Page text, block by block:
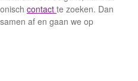
contact te zoeken. Dan
af en gaan we op